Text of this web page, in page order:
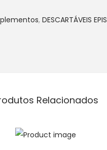
, DESCARTÁVEIS EPIS
Relacionados